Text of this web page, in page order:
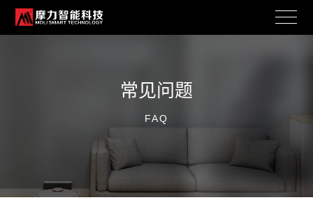
常见问题
FAQ